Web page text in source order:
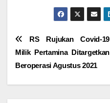
Navigasi
pos
RS Rujukan Covid-19
Milik Pertamina Ditargetkan
Beroperasi Agustus 2021